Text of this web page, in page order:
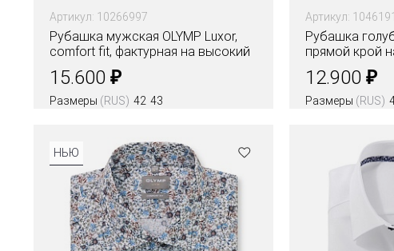
Артикул: 10266997
Рубашка мужская OLYMP Luxor,
comfort fit, фактурная на высокий
рост
15.600 ₽
Размеры (RUS) 42 43
Артикул:
Рубашка
прямой крой
12.900 ₽
Размеры (RUS)
НЬЮ